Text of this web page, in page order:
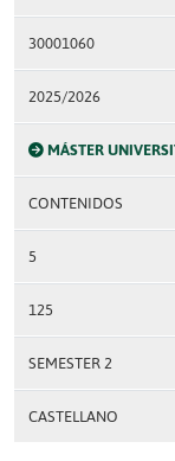
30001060
2025/2026
MÁSTER
CONTENIDOS
5
125
SEMESTER 2
CASTELLANO